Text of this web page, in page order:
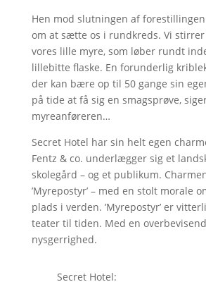
Hen mod slutningen af
om at sætte os i rundkreds. Vi
vores lille myre, som løber rundt
lillebitte flaske. En forunderlig
der kan bære op til 50 gange sin
på tide at få sig en smagsprøve,
myreanføreren…
Secret Hotel har sin helt egen
Fentz & co. underlægger sig et
skolegård – og et publikum.
’Myrepostyr’ – med en stolt morale
plads i verden. ’Myrepostyr’ er
teater til tiden. Med en
nysgerrighed.
Secret Hotel: